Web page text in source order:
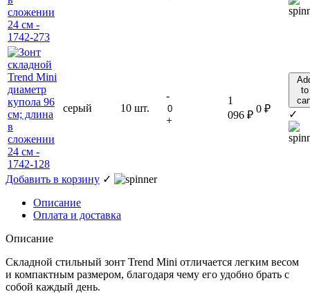
серый 10 шт.
-
+
1
096 ₽
0 ₽
to
✓
Добавить в корзину ✓
Описание
Оплата и доставка
Описание
Складной стильный зонт Trend Mini отличается легким весом
и компактным размером, благодаря чему его удобно брать с
собой каждый день.